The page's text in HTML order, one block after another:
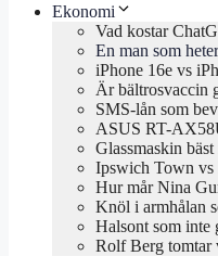
Ekonomi
Vad kostar
En man som
iPhone 16e vs
Är bältrosvaccin
SMS-lån som
ASUS RT-
Glassmaskin
Ipswich Town
Hur mår Nina
Knöl i armhålan
Halsont som inte
Rolf Berg tomtar